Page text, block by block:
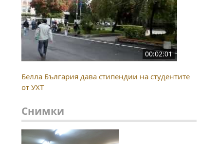
00:02:01
Белла България дава стипендии на студентите
от УХТ
Снимки